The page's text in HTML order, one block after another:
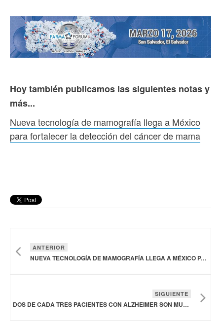
Hoy también publicamos las siguientes notas y
más...
Nueva tecnología de mamografía llega a México
para fortalecer la detección del cáncer de mama
ANTERIOR
NUEVA TECNOLOGÍA DE MAMOGRAFÍA LLEGA A MÉXICO PARA FORTALECER LA DETECCIÓN DEL CÁNCER DE MAMA
SIGUIENTE
DOS DE CADA TRES PACIENTES CON ALZHEIMER SON MUJERES